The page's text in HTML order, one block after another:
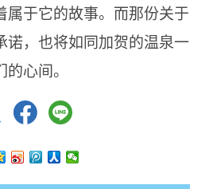
属于它的故事。而那份关于
诺，也将如同加贺的温泉一
心间。